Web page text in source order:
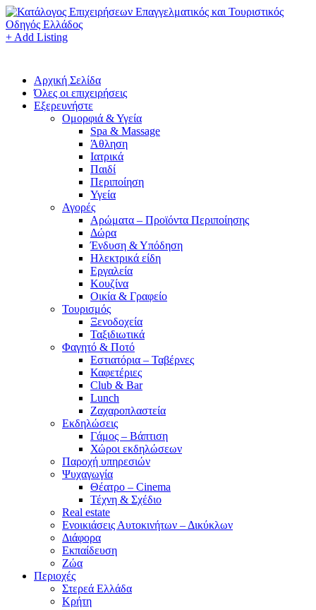
+ Add Listing
Αρχική Σελίδα
Όλες οι επιχειρήσεις
Εξερευνήστε
Ομορφιά & Υγεία
Spa & Massage
Άθληση
Ιατρικά
Παιδί
Περιποίηση
Υγεία
Αγορές
Αρώματα – Προϊόντα Περιποίησης
Δώρα
Ένδυση & Υπόδηση
Ηλεκτρικά είδη
Εργαλεία
Κουζίνα
Οικία & Γραφείο
Τουρισμός
Ξενοδοχεία
Ταξιδιωτικά
Φαγητό & Ποτό
Εστιατόρια – Ταβέρνες
Καφετέριες
Club & Bar
Lunch
Ζαχαροπλαστεία
Εκδηλώσεις
Γάμος – Βάπτιση
Χώροι εκδηλώσεων
Παροχή υπηρεσιών
Ψυχαγωγία
Θέατρο – Cinema
Τέχνη & Σχέδιο
Real estate
Ενοικιάσεις Αυτοκινήτων – Δικύκλων
Διάφορα
Εκπαίδευση
Ζώα
Περιοχές
Στερεά Ελλάδα
Κρήτη